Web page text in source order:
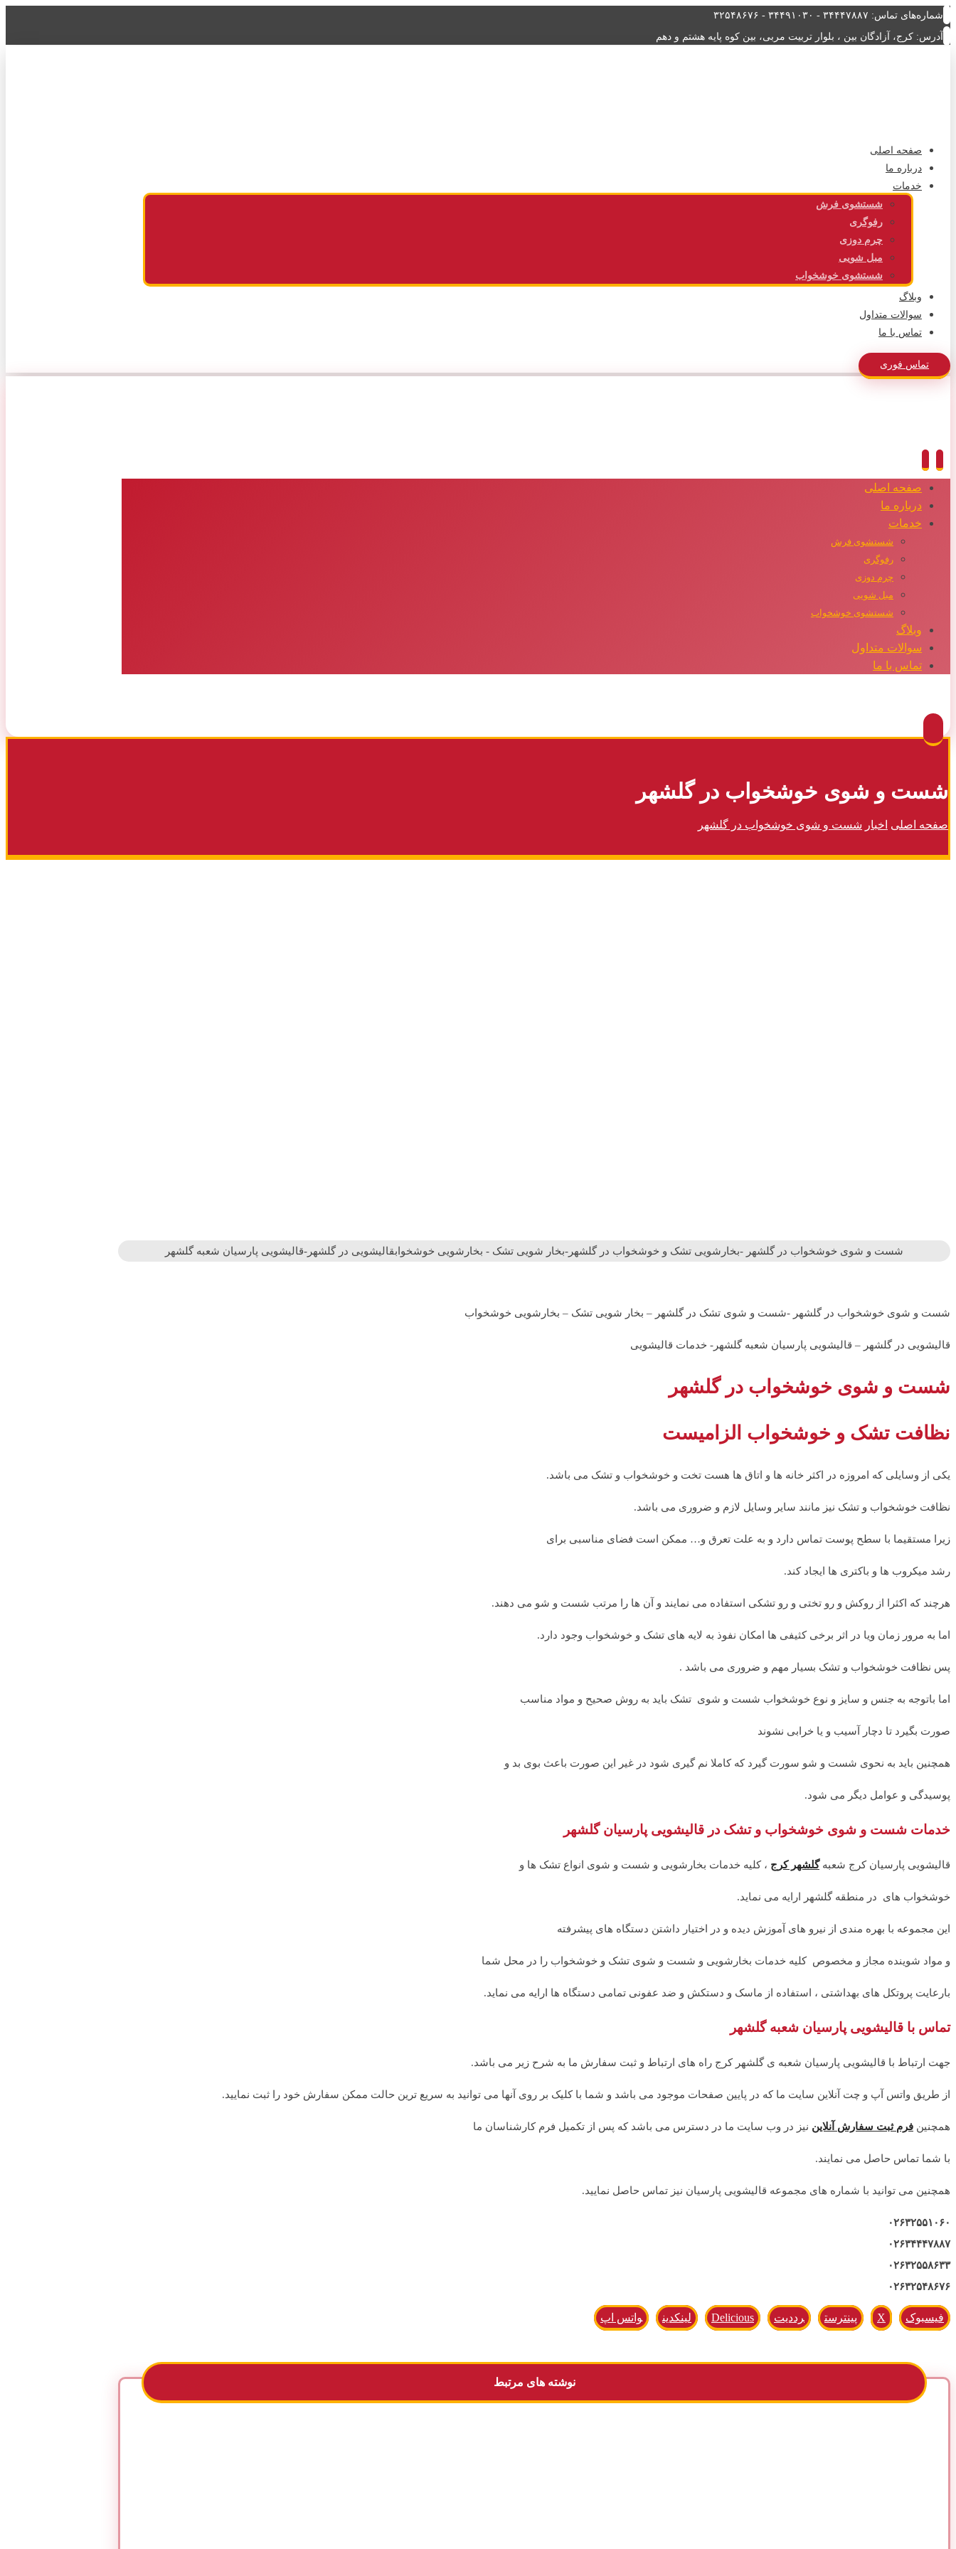
شماره‌های تماس: ۳۴۴۴۷۸۸۷ - ۳۴۴۹۱۰۳۰ - ۳۲۵۴۸۶۷۶
آدرس: کرج، آزادگان بین ، بلوار تربیت مربی، بین کوه پایه هشتم و دهم
صفحه اصلی
درباره ما
خدمات
شستشوی فرش
رفوگری
چرم دوزی
مبل شویی
شستشوی خوشخواب
وبلاگ
سوالات متداول
تماس با ما
تماس فوری
صفحه اصلی
درباره ما
خدمات
شستشوی فرش
رفوگری
چرم دوزی
مبل شویی
شستشوی خوشخواب
وبلاگ
سوالات متداول
تماس با ما
شست و شوی خوشخواب در گلشهر
صفحه اصلی اخبار شست و شوی خوشخواب در گلشهر
شست و شوی خوشخواب در گلشهر -بخارشویی تشک و خوشخواب در گلشهر-بخار شویی تشک - بخارشویی خوشخوابقالیشویی در گلشهر-قالیشویی پارسیان شعبه گلشهر
شست و شوی خوشخواب در گلشهر -شست و شوی تشک در گلشهر – بخار شویی تشک – بخارشویی خوشخواب
قالیشویی در گلشهر – قالیشویی پارسیان شعبه گلشهر- خدمات قالیشویی
شست و شوی خوشخواب در گلشهر
نظافت تشک و خوشخواب الزامیست
یکی از وسایلی که امروزه در اکثر خانه ها و اتاق ها هست تخت و خوشخواب و تشک می باشد.
نظافت خوشخواب و تشک نیز مانند سایر وسایل لازم و ضروری می باشد.
زیرا مستقیما با سطح پوست تماس دارد و به علت تعرق و… ممکن است فضای مناسبی برای
رشد میکروب ها و باکتری ها ایجاد کند.
هرچند که اکثرا از روکش و رو تختی و رو تشکی استفاده می نمایند و آن ها را مرتب شست و شو می دهند.
اما به مرور زمان ویا در اثر برخی کثیفی ها امکان نفوذ به لایه های تشک و خوشخواب وجود دارد.
پس نظافت خوشخواب و تشک بسیار مهم و ضروری می باشد .
اما باتوجه به جنس و سایز و نوع خوشخواب شست و شوی تشک باید به روش صحیح و مواد مناسب
صورت بگیرد تا دچار آسیب و یا خرابی نشوند
همچنین باید به نحوی شست و شو سورت گیرد که کاملا نم گیری شود در غیر این صورت باعث بوی بد و
پوسیدگی و عوامل دیگر می شود.
خدمات شست و شوی خوشخواب و تشک در قالیشویی پارسیان گلشهر
قالیشویی پارسیان کرج شعبهگلشهر کرج ، کلیه خدمات بخارشویی و شست و شوی انواع تشک ها و
خوشخواب های در منطقه گلشهر ارایه می نماید.
این مجموعه با بهره مندی از نیرو های آموزش دیده و در اختیار داشتن دستگاه های پیشرفته
و مواد شوینده مجاز و مخصوص کلیه خدمات بخارشویی و شست و شوی تشک و خوشخواب را در محل شما
بارعایت پروتکل های بهداشتی ، استفاده از ماسک و دستکش و ضد عفونی تمامی دستگاه ها ارایه می نماید.
تماس با قالیشویی پارسیان شعبه گلشهر
جهت ارتباط با قالیشویی پارسیان شعبه ی گلشهر کرج راه های ارتباط و ثبت سفارش ما به شرح زیر می باشد.
از طریق واتس آپ و چت آنلاین سایت ما که در پایین صفحات موجود می باشد و شما با کلیک بر روی آنها می توانید به سریع ترین حالت ممکن سفارش خود را ثبت نمایید.
همچنین فرم ثبت سفارش آنلاین نیز در وب سایت ما در دسترس می باشد که پس از تکمیل فرم کارشناسان ما
با شما تماس حاصل می نمایند.
همچنین می توانید با شماره های مجموعه قالیشویی پارسیان نیز تماس حاصل نمایید.
۰۲۶۳۲۵۵۱۰۶۰
۰۲۶۳۴۴۴۷۸۸۷
۰۲۶۳۲۵۵۸۶۳۳
۰۲۶۳۲۵۴۸۶۷۶
فیسبوک X پینترست رددیت Delicious لینکدین واتس اپ
نوشته های مرتبط